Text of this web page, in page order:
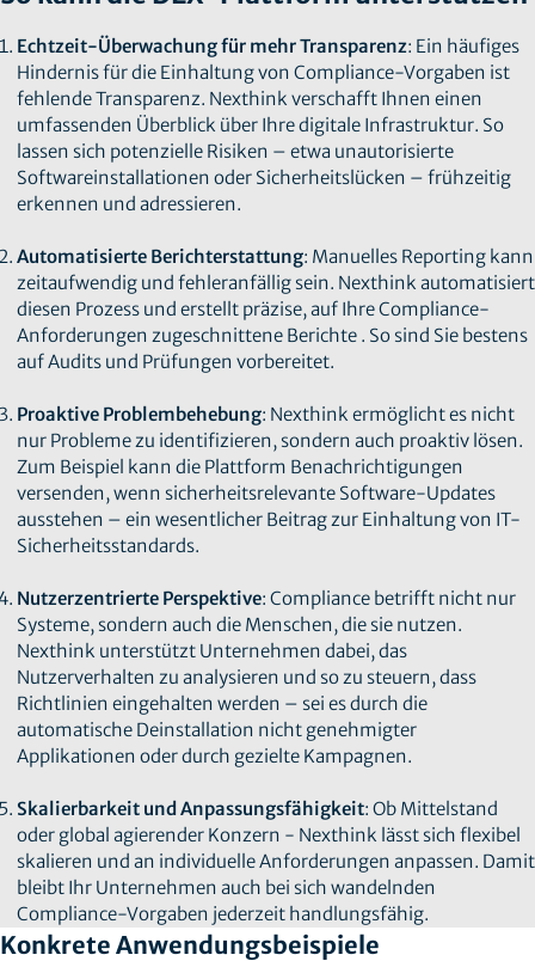
Echtzeit-Überwachung für mehr Transparenz: Ein häufiges
Hindernis für die Einhaltung von Compliance-Vorgaben ist
fehlende Transparenz. Nexthink verschafft Ihnen einen
umfassenden Überblick über Ihre digitale Infrastruktur. So
lassen sich potenzielle Risiken – etwa unautorisierte
Softwareinstallationen oder Sicherheitslücken – frühzeitig
erkennen und adressieren.
Automatisierte Berichterstattung: Manuelles Reporting kann
zeitaufwendig und fehleranfällig sein. Nexthink automatisiert
diesen Prozess und erstellt präzise, auf Ihre Compliance-
Anforderungen zugeschnittene Berichte . So sind Sie bestens
auf Audits und Prüfungen vorbereitet.
Proaktive Problembehebung: Nexthink ermöglicht es nicht
nur Probleme zu identifizieren, sondern auch proaktiv lösen.
Zum Beispiel kann die Plattform Benachrichtigungen
versenden, wenn sicherheitsrelevante Software-Updates
ausstehen – ein wesentlicher Beitrag zur Einhaltung von IT-
Sicherheitsstandards.
Nutzerzentrierte Perspektive: Compliance betrifft nicht nur
Systeme, sondern auch die Menschen, die sie nutzen.
Nexthink unterstützt Unternehmen dabei, das
Nutzerverhalten zu analysieren und so zu steuern, dass
Richtlinien eingehalten werden – sei es durch die
automatische Deinstallation nicht genehmigter
Applikationen oder durch gezielte Kampagnen.
Skalierbarkeit und Anpassungsfähigkeit: Ob Mittelstand
oder global agierender Konzern - Nexthink lässt sich flexibel
skalieren und an individuelle Anforderungen anpassen. Damit
bleibt Ihr Unternehmen auch bei sich wandelnden
Compliance-Vorgaben jederzeit handlungsfähig.
Konkrete Anwendungsbeispiele